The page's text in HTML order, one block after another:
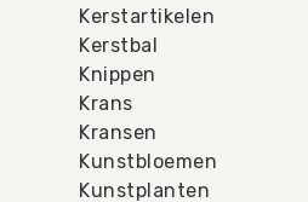
Kerstartikelen
Kerstbal
Knippen
Krans
Kransen
Kunstbloemen
Kunstplanten